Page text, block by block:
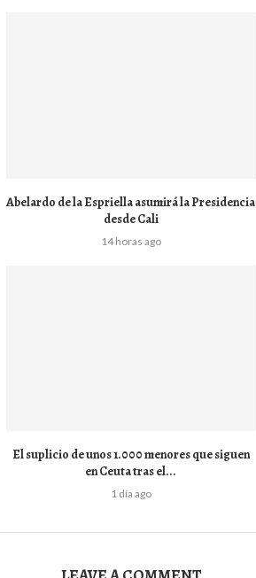
Abelardo de la Espriella asumirá la Presidencia
desde Cali
14 horas ago
El suplicio de unos 1.000 menores que siguen
en Ceuta tras el...
1 día ago